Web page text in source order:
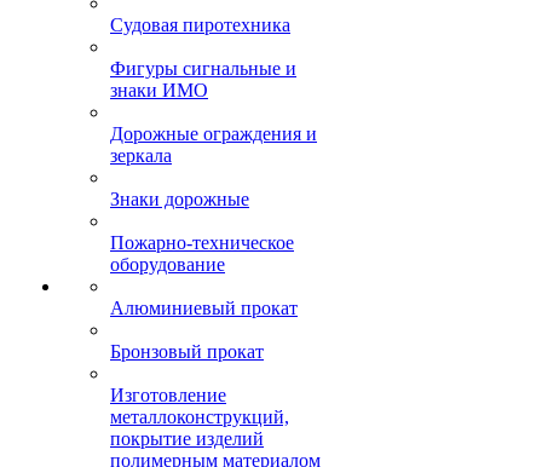
Судовая пиротехника
Фигуры сигнальные и
знаки ИМО
Дорожные ограждения и
зеркала
Знаки дорожные
Пожарно-техническое
оборудование
Алюминиевый прокат
Бронзовый прокат
Изготовление
металлоконструкций,
покрытие изделий
полимерным материалом